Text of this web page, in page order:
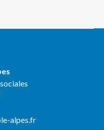
alpes.fr